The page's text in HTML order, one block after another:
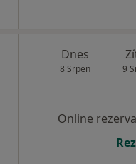
Dnes
8 Srpen 9
Online